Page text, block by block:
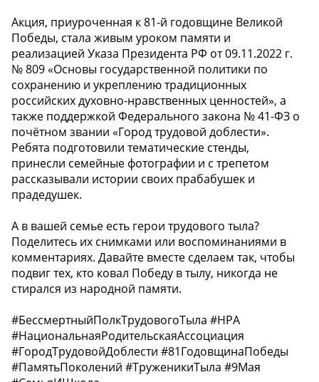
Акция, приуроченная к 81-й годовщине Великой
Победы, стала живым уроком памяти и
реализацией Указа Президента РФ от 09.11.2022 г.
№ 809 «Основы государственной политики по
сохранению и укреплению традиционных
российских духовно-нравственных ценностей», а
также поддержкой Федерального закона № 41-ФЗ о
почётном звании «Город трудовой доблести».
Ребята подготовили тематические стенды,
принесли семейные фотографии и с трепетом
рассказывали истории своих прабабушек и
прадедушек.
А в вашей семье есть герои трудового тыла?
Поделитесь их снимками или воспоминаниями в
комментариях. Давайте вместе сделаем так, чтобы
подвиг тех, кто ковал Победу в тылу, никогда не
стирался из народной памяти.
#БессмертныйПолкТрудовогоТыла #НРА
#НациональнаяРодительскаяАссоциация
#ГородТрудовойДоблести #81ГодовщинаПобеды
#ПамятьПоколений #ТруженикиТыла #9Мая